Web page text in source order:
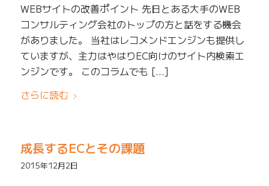
WEBサイトの改善ポイント 先日とある大手のWEB
コンサルティング会社のトップの方と話をする機会
がありました。 当社はレコメンドエンジンも提供し
ていますが、主力はやはりEC向けのサイト内検索エ
ンジンです。 このコラムでも […]
さらに読む
成長するECとその課題
2015年12月2日